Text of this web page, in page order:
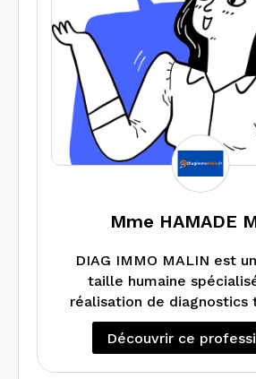
Mme HAMADE
DIAG IMMO MALIN est
taille humaine
réalisation de diagnostics
Nous réalisons tous
diagnostics qu’ils soient
Découvrir ce